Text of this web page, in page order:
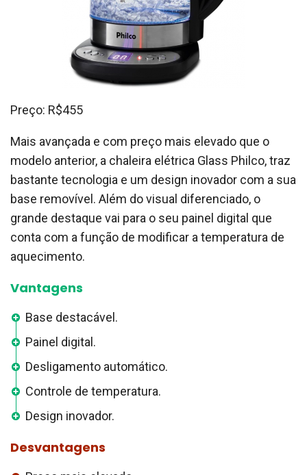
Preço: R$455
Mais avançada e com preço mais elevado que o
modelo anterior, a chaleira elétrica Glass Philco, traz
bastante tecnologia e um design inovador com a sua
base removível. Além do visual diferenciado, o
grande destaque vai para o seu painel digital que
conta com a função de modificar a temperatura de
aquecimento.
Vantagens
Base destacável.
Painel digital.
Desligamento automático.
Controle de temperatura.
Design inovador.
Desvantagens